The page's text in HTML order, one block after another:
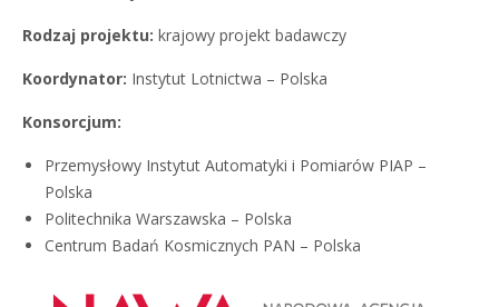
Rodzaj projektu: krajowy projekt badawczy
Koordynator: Instytut Lotnictwa – Polska
Konsorcjum:
Przemysłowy Instytut Automatyki i Pomiarów PIAP –
Polska
Politechnika Warszawska – Polska
Centrum Badań Kosmicznych PAN – Polska